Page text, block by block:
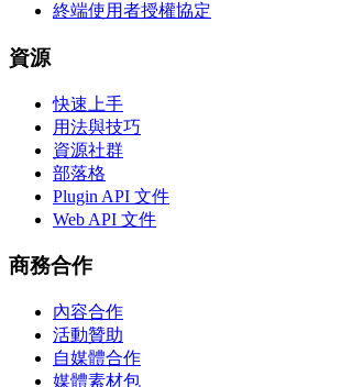
終端使用者授權協定
資源
快速上手
用法與技巧
資源社群
部落格
Plugin API 文件
Web API 文件
商務合作
內容合作
活動贊助
自媒體合作
媒體素材包